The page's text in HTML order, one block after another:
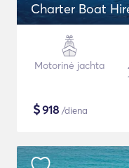
Charter Boat
Motorinė jachta
$918 /diena